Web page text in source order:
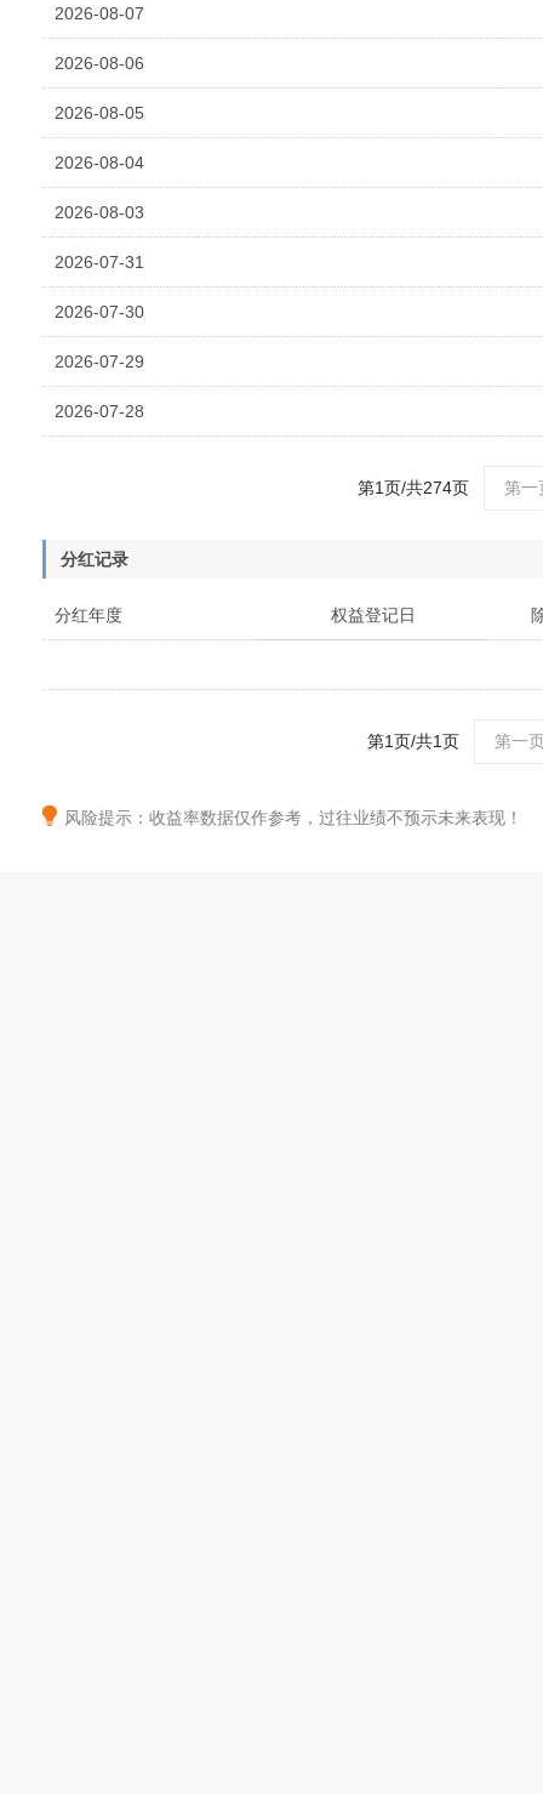
2026-08-07
2026-08-06
2026-08-05
2026-08-04
2026-08-03
2026-07-31
2026-07-30
2026-07-29
2026-07-28
第1页/共274页 第一
分红记录
分红年度 权益登记日
第1页/共1页 第一
风险提示：收益率数据仅作参考，过往业绩不预示未来表现！